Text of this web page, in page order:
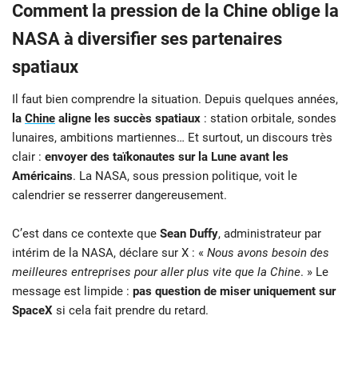
Comment la pression de la Chine oblige la
NASA à diversifier ses partenaires
spatiaux
Il faut bien comprendre la situation. Depuis quelques années,
la Chine aligne les succès spatiaux : station orbitale, sondes
lunaires, ambitions martiennes… Et surtout, un discours très
clair : envoyer des taïkonautes sur la Lune avant les
Américains. La NASA, sous pression politique, voit le
calendrier se resserrer dangereusement.
C’est dans ce contexte que Sean Duffy, administrateur par
intérim de la NASA, déclare sur X : « Nous avons besoin des
meilleures entreprises pour aller plus vite que la Chine. » Le
message est limpide : pas question de miser uniquement sur
SpaceX si cela fait prendre du retard.